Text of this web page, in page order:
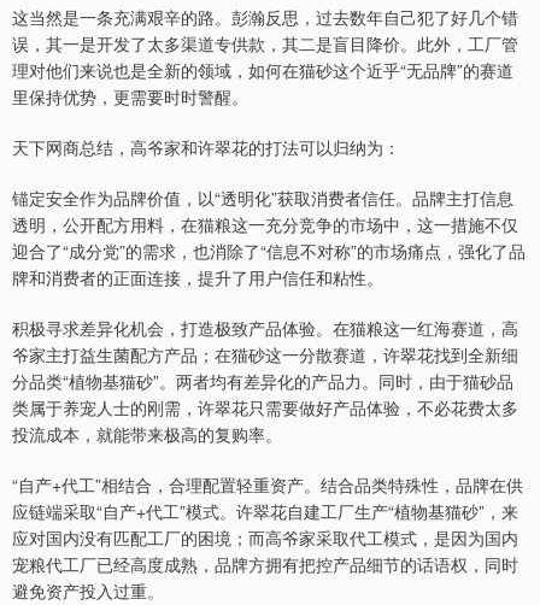
这当然是一条充满艰辛的路。彭瀚反思，过去数年自己犯了好几个错
误，其一是开发了太多渠道专供款，其二是盲目降价。此外，工厂管
理对他们来说也是全新的领域，如何在猫砂这个近乎“无品牌”的赛道
里保持优势，更需要时时警醒。
天下网商总结，高爷家和许翠花的打法可以归纳为：
锚定安全作为品牌价值，以“透明化”获取消费者信任。品牌主打信息
透明，公开配方用料，在猫粮这一充分竞争的市场中，这一措施不仅
迎合了“成分党”的需求，也消除了“信息不对称”的市场痛点，强化了品
牌和消费者的正面连接，提升了用户信任和粘性。
积极寻求差异化机会，打造极致产品体验。在猫粮这一红海赛道，高
爷家主打益生菌配方产品；在猫砂这一分散赛道，许翠花找到全新细
分品类“植物基猫砂”。两者均有差异化的产品力。同时，由于猫砂品
类属于养宠人士的刚需，许翠花只需要做好产品体验，不必花费太多
投流成本，就能带来极高的复购率。
“自产+代工”相结合，合理配置轻重资产。结合品类特殊性，品牌在供
应链端采取“自产+代工”模式。许翠花自建工厂生产“植物基猫砂”，来
应对国内没有匹配工厂的困境；而高爷家采取代工模式，是因为国内
宠粮代工厂已经高度成熟，品牌方拥有把控产品细节的话语权，同时
避免资产投入过重。